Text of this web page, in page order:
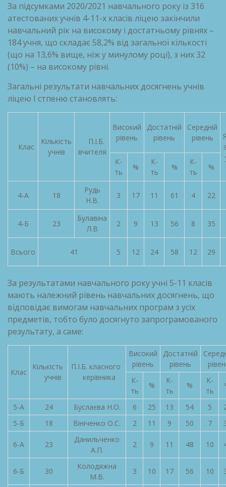
За підсумками 2020/2021 навчального року із 316
атестованих учнів 4-11-х класів ліцею закінчили
навчальний рік на високому і достатньому рівнях –
184 учня, що складає 58,2% від загальної кількості
(що на 13,6% вище, ніж у минулому році), з них 32
(10%) – на високому рівні.
Загальні результати навчальних досягнень учнів
ліцею І стпеню становлять:
Клас
Кількість
учнів
П.І.Б.
вчителя
Високий
рівень
Достатній
рівень
Середній
рівень
К-
ть
%
К-
ть
%
К-
ть
%
4-А 18
Рудь
Н.В.
3 17 11 61 4 22
4-Б 23
Булавіна
Л.В
2 9 13 56 8 35
Всього 41 5 12 24 58 12 29
За результатами навчального року учні 5-11 класів
мають належний рівень навчальних досягнень, що
відповідає вимогам навчальних програм з усіх
предметів, тобто було досягнуто запрограмованого
результату, а саме:
Клас
Кількість
учнів
П.І.Б. класного
керівника
Високий
рівень
Достатній
рівень
К-
ть
%
К-
ть
%
К-
ть
5-А 24 Буслаєва Н.О. 6 25 13 54 5
5-Б
18 Вініченко О.С. 2 11 9 50 7
6-А 23
Данильченко
А.П.
2 9 11 48 10
6-Б 30
Колодяжна
М.В.
3 10 17 56 10